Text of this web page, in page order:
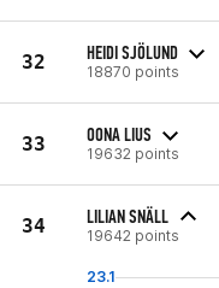
32 HEIDI SJÖLUND
18870 points
33 OONA LIUS
19632 points
34 LILIAN SNÄLL
19642 points
23.1